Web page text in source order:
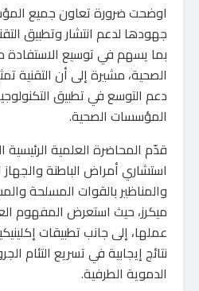
اوضحت ضرورة تعاون جميع
جهودها لدعم انتشار وتطبيق
بما يسهم في توسيع الاستفادة
الصحية، مشيرة إلى أن
دعم التوسع في تطبيق
المؤسسات الصحية.
قدّم المحاضرة العلمية
استشاري أمراض الباطنة
والمناظير بالقوات المسلحة
ميكرز، حيث استعرض المفهوم
عملها، إلى جانب تطبيقات
نتائج إيجابية في تسريع التئام
الدموية الطرفية.